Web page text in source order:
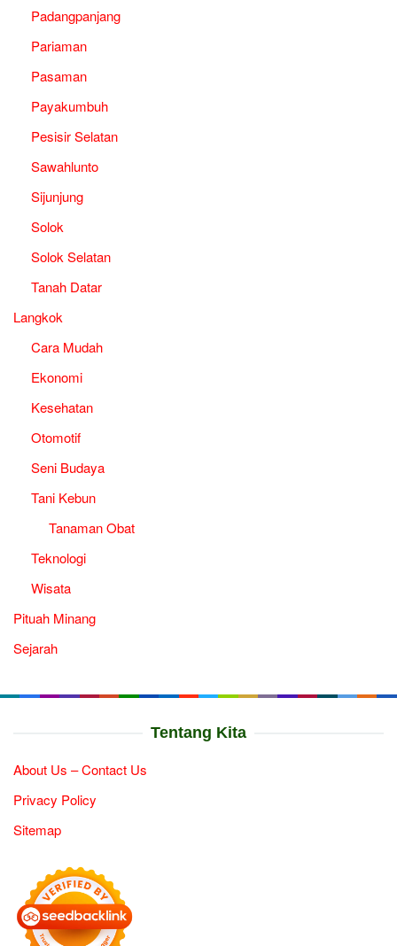
Padangpanjang
Pariaman
Pasaman
Payakumbuh
Pesisir Selatan
Sawahlunto
Sijunjung
Solok
Solok Selatan
Tanah Datar
Langkok
Cara Mudah
Ekonomi
Kesehatan
Otomotif
Seni Budaya
Tani Kebun
Tanaman Obat
Teknologi
Wisata
Pituah Minang
Sejarah
Tentang Kita
About Us – Contact Us
Privacy Policy
Sitemap